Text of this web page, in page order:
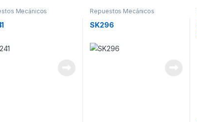
Mecánicos Repuestos Mecánicos
SK296